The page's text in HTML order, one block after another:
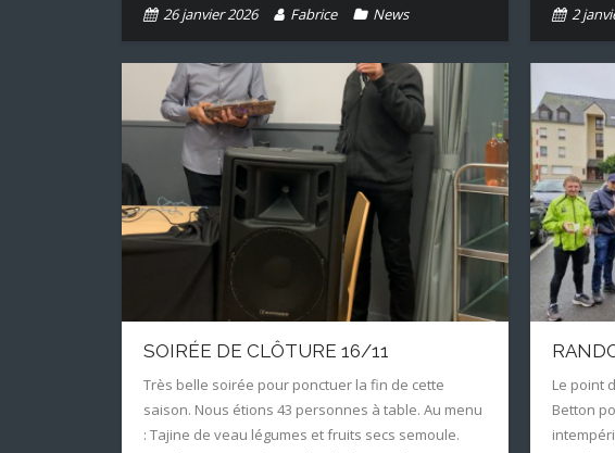
26 janvier 2026 Fabrice News 2
SOIRÉE DE CLÔTURE 16/11
Très belle soirée pour ponctuer la fin de cette
saison. Nous étions 43 personnes à table. Au menu
: Tajine de veau légumes et fruits secs semoule.
Le point
Betton